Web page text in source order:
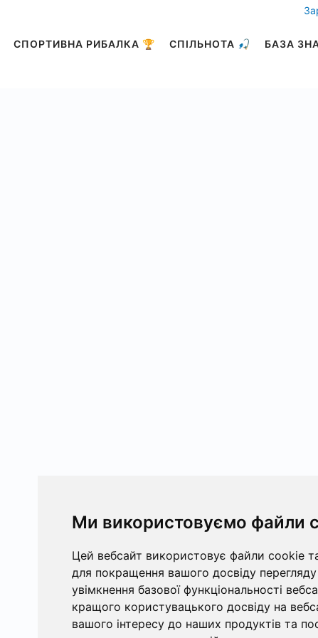
Ми використовуємо файли
Цей вебсайт використовує файли cookie та
для покращення вашого досвіду
увімкнення базової функціональності
кращого користувацького досвіду на
вашого інтересу до наших продуктів та
СПОРТИВНА РИБАЛКА 🏆 СПІЛЬНОТА 🎣 БАЗА